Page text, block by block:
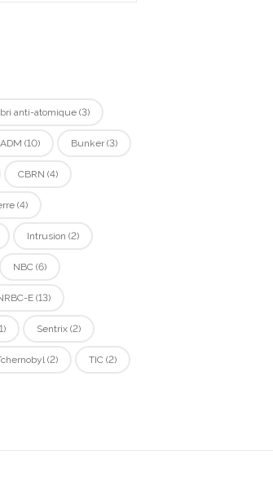
anti-atomique(3)
ADM (10) Bunker(3)
CBRN (4)
(4)
Intrusion (2)
NBC(6)
E(13)
Sentrix(2)
(2) TIC(2)